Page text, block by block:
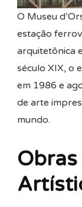
O Museu
estação
arquitetônica
século XIX, o
em 1986 e
de arte
mundo.